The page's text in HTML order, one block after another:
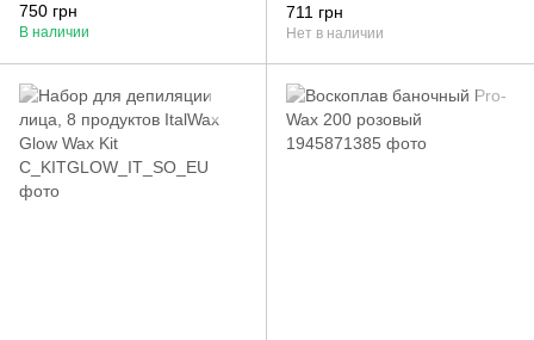
750 грн
В наличии
711 грн
Нет в наличии